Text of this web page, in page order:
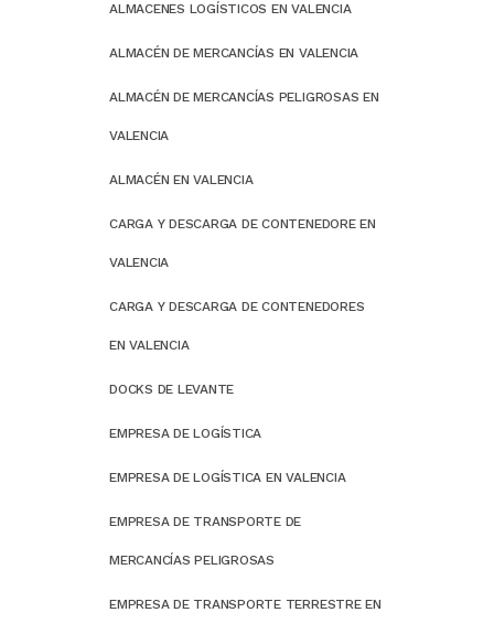
ALMACENES LOGÍSTICOS EN VALENCIA
ALMACÉN DE MERCANCÍAS EN VALENCIA
ALMACÉN DE MERCANCÍAS PELIGROSAS EN
VALENCIA
ALMACÉN EN VALENCIA
CARGA Y DESCARGA DE CONTENEDORE EN
VALENCIA
CARGA Y DESCARGA DE CONTENEDORES
EN VALENCIA
DOCKS DE LEVANTE
EMPRESA DE LOGÍSTICA
EMPRESA DE LOGÍSTICA EN VALENCIA
EMPRESA DE TRANSPORTE DE
MERCANCÍAS PELIGROSAS
EMPRESA DE TRANSPORTE TERRESTRE EN